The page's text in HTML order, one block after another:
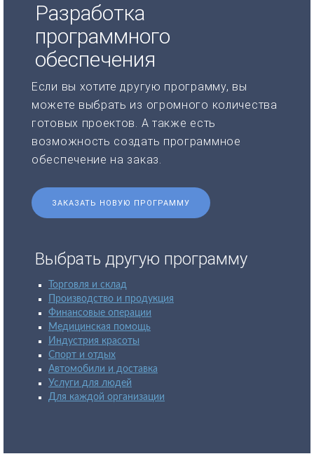
Разработка
программного
обеспечения
Если вы хотите другую программу, вы
можете выбрать из огромного количества
готовых проектов. А также есть
возможность создать программное
обеспечение на заказ.
ЗАКАЗАТЬ НОВУЮ ПРОГРАММУ
Выбрать другую программу
Торговля и склад
Производство и продукция
Финансовые операции
Медицинская помощь
Индустрия красоты
Спорт и отдых
Автомобили и доставка
Услуги для людей
Для каждой организации